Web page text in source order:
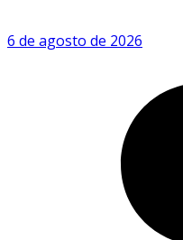
6 de agosto de 2026